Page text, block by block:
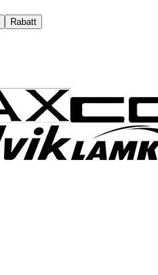
Rabatt